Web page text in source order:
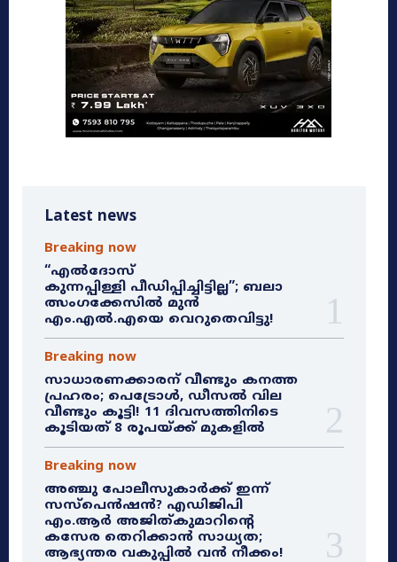
Latest news
Breaking now
“എൽദോസ്
കുന്നപ്പിള്ളി പീഡിപ്പിച്ചിട്ടില്ല”; ബലാ
ത്സംഗക്കേസിൽ മുൻ
എം.എൽ.എയെ വെറുതെവിട്ടു!
Breaking now
സാധാരണക്കാരന് വീണ്ടും കനത്ത
പ്രഹരം; പെട്രോൾ, ഡീസൽ വില
വീണ്ടും കൂട്ടി! 11 ദിവസത്തിനിടെ
കൂടിയത് 8 രൂപയ്ക്ക് മുകളിൽ
Breaking now
അഞ്ചു പോലീസുകാർക്ക് ഇന്ന്
സസ്‌പെൻഷൻ? എഡിജിപി
എം.ആർ അജിത്കുമാറിൻ്റെ
കസേര തെറിക്കാൻ സാധ്യത;
ആഭ്യന്തര വകുപ്പിൽ വൻ നീക്കം!